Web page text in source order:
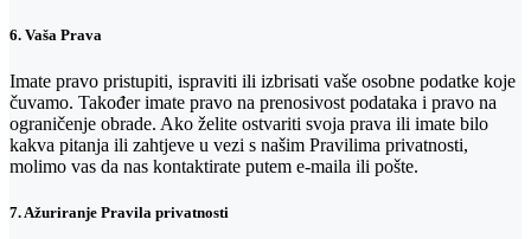
6. Vaša Prava
Imate pravo pristupiti, ispraviti ili izbrisati vaše osobne podatke koje
čuvamo. Također imate pravo na prenosivost podataka i pravo na
ograničenje obrade. Ako želite ostvariti svoja prava ili imate bilo
kakva pitanja ili zahtjeve u vezi s našim Pravilima privatnosti,
molimo vas da nas kontaktirate putem e-maila ili pošte.
7. Ažuriranje Pravila privatnosti